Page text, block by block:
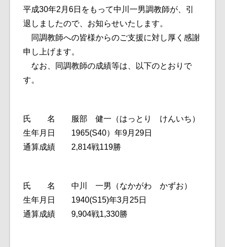
平成30年2月6日をもって中川一男調教師が、引
退しましたので、お知らせいたします。
同調教師への皆様からのご支援に対し厚く感謝
申し上げます。
なお、同調教師の成績等は、以下のとおりで
す。
氏 名 服部 健一（はっとり けんいち）
生年月日 1965(S40）年9月29日
通算成績 2,814戦119勝
氏 名 中川 一男（なかがわ かずお）
生年月日 1940(S15)年3月25日
通算成績 9,904戦1,330勝